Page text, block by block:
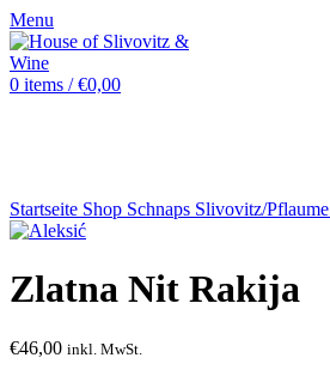
Menu
0 items / €0,00
Startseite Shop Schnaps Slivovitz/Pflaume
Zlatna Nit Rakija
€46,00 inkl. MwSt.